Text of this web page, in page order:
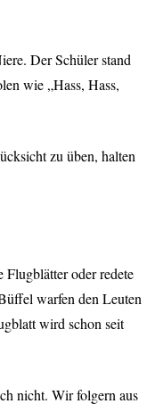
Der Schüler stand
wie „Hass, Hass,
zu üben, halten
oder redete
warfen den Leuten
wird schon seit
nicht. Wir folgern aus